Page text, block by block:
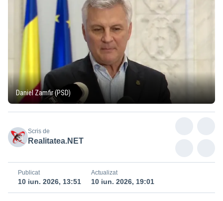
Daniel Zamfir (PSD)
Scris de
Realitatea.NET
Publicat
10 iun. 2026, 13:51
Actualizat
10 iun. 2026, 19:01